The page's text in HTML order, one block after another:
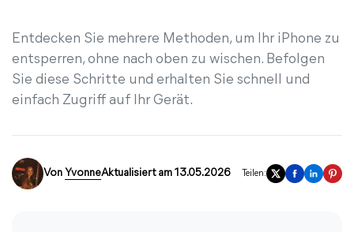
Entdecken Sie mehrere Methoden, um Ihr iPhone zu
entsperren, ohne nach oben zu wischen. Befolgen
Sie diese Schritte und erhalten Sie schnell und
einfach Zugriff auf Ihr Gerät.
Von YvonneAktualisiert am 13.05.2026 Teilen: